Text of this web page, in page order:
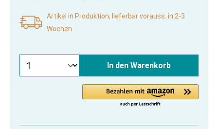
Artikel in Produktion, lieferbar vorauss. in 2-3
Wochen
In den Warenkorb